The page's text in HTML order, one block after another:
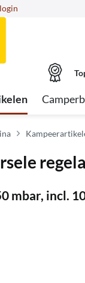
mbar, incl.